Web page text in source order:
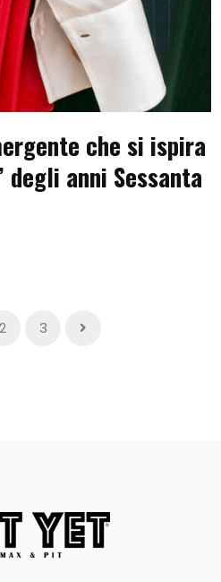
che si ispira
anni Sessanta
2 3